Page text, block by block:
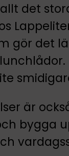
det
gör det
är
bygga